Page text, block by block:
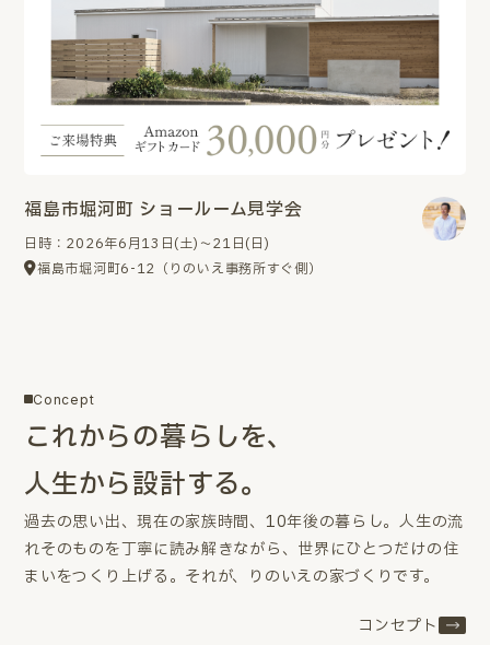
福島市堀河町 ショールーム見学会
日時：2026年6月13日(土)～21日(日)
福島市堀河町6-12（りのいえ事務所すぐ側）
Concept
これからの暮らしを、
人生から設計する。
過去の思い出、現在の家族時間、10年後の暮らし。人生の流
れそのものを丁寧に読み解きながら、世界にひとつだけの住
まいをつくり上げる。 それが、りのいえの家づくりです。
コンセプト